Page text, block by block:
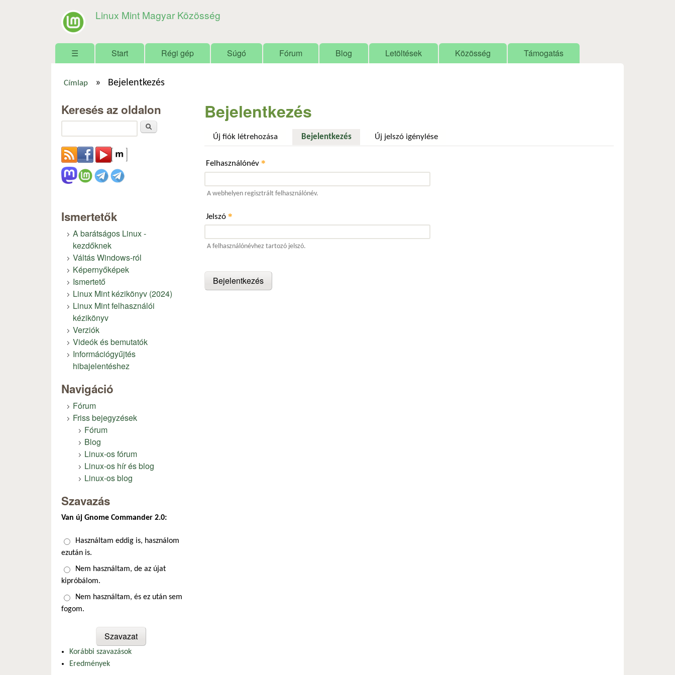
Linux Mint Magyar Közösség
Főmenü
☰ Start Régi gép Súgó Fórum Blog Letöltések Közösség Támogatás
Címlap » Bejelentkezés
Bejelentkezés
Új fiók létrehozása Bejelentkezés(aktív fül)Új jelszó igénylése
Felhasználónév *
A webhelyen regisztrált felhasználónév.
Jelszó *
A felhasználónévhez tartozó jelszó.
Keresés az oldalon
Ismertetők
A barátságos Linux -
kezdőknek
Váltás Windows-ról
Képernyőképek
Ismertető
Linux Mint kézikönyv (2024)
Linux Mint felhasználói
kézikönyv
Verziók
Videók és bemutatók
Információgyűjtés
hibajelentéshez
Navigáció
Fórum
Friss bejegyzések
Fórum
Blog
Linux-os fórum
Linux-os hír és blog
Linux-os blog
Szavazás
Van új Gnome Commander 2.0:
Választások
Használtam eddig is, használom
ezután is.
Nem használtam, de az újat
kipróbálom.
Nem használtam, és ez után sem
fogom.
Korábbi szavazások
Eredmények